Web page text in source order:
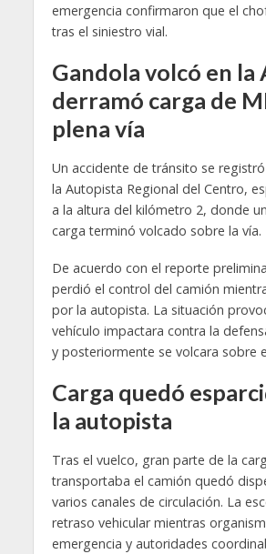
emergencia confirmaron que el
tras el siniestro vial.
Gandola volcó en la
derramó carga de
plena vía
Un accidente de tránsito se
la Autopista Regional del Centro,
a la altura del kilómetro 2, donde
carga terminó volcado sobre la vía.
De acuerdo con el reporte
perdió el control del camión
por la autopista. La situación
vehículo impactara contra la
y posteriormente se volcara sobre
Carga quedó
la autopista
Tras el vuelco, gran parte de la
transportaba el camión quedó
varios canales de circulación. La
retraso vehicular mientras
emergencia y autoridades